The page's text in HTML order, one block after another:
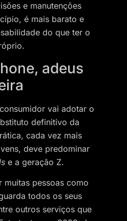
e manutenções
é mais barato e
do que ter o
adeus
vai adotar o
definitivo da
cada vez mais
deve predominar
e a geração Z.
muitas pessoas como
todos os seus
outros serviços que